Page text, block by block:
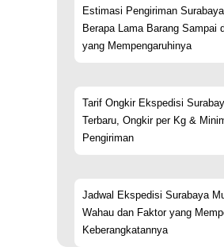
Estimasi Pengiriman
Berapa Lama Barang Sampai
yang Mempengaruhinya
Tarif Ongkir Ekspedisi
Terbaru, Ongkir per Kg &
Pengiriman
Jadwal Ekspedisi Surabaya
Wahau dan Faktor yang
Keberangkatannya